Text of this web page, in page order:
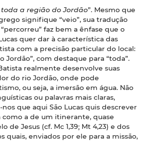
a região do Jordão”. Mesmo que
signifique “veio”, sua tradução
faz bem a ênfase que o
quer dar à característica das
com a precisão particular do local:
Jordão”, com destaque para “toda”.
realmente desenvolve suas
do rio Jordão, onde pode
ou seja, a imersão em água. Não
ou palavras mais claras,
que aqui São Lucas quis descrever
como a de um itinerante, quase
de Jesus (cf. Mc 1,39; Mt 4,23) e dos
quais, enviados por ele para a missão,